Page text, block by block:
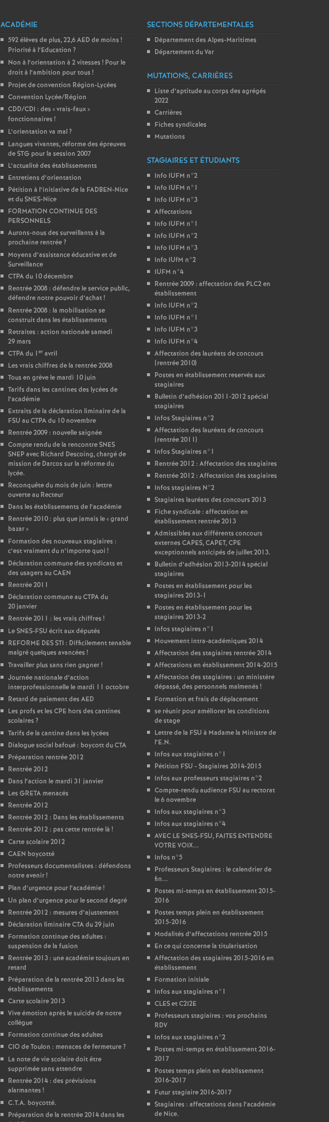
ACADÉMIE
592 élèves de plus, 22,6 AED de moins !
Priorité à l’Education ?
Non à l’orientation à 2 vitesses ! Pour le
droit à l’ambition pour tous !
Projet de convention Région-Lycées
Convention Lycée/Région
CDD/CDI : des «vrais-faux»
fonctionnaires !
L’orientation va mal?
Langues vivantes, réforme des épreuves
de STG pour la session 2007
L’actualité des établissements
Entretiens d’orientation
Pétition à l’initiative de la FADBEN-Nice
et du SNES-Nice
FORMATION CONTINUE DES
PERSONNELS
Aurons-nous des surveillants à la
prochaine rentrée?
Moyens d’assistance éducative et de
Surveillance
CTPA du 10 décembre
Rentrée 2008 : défendre le service public,
défendre notre pouvoir d’achat!
Rentrée 2008 : la mobilisation se
construit dans les établissements
Retraites : action nationale samedi
29 mars
CTPA du 1 er avril
Les vrais chiffres de la rentrée 2008
Tous en grève le mardi 10 juin
Tarifs dans les cantines des lycées de
l’académie
Extraits de la déclaration liminaire de la
FSU au CTPA du 10 novembre
Rentrée 2009 : nouvelle saignée
Compte rendu de la rencontre SNES
SNEP avec Richard Descoing, chargé de
mission de Darcos sur la réforme du
lycée.
Reconquête du mois de juin : lettre
ouverte au Recteur
Dans les établissements de l’académie
Rentrée 2010 : plus que jamais le «grand
bazar»
Formation des nouveaux stagiaires :
c’est vraiment du n’importe quoi !
Déclaration commune des syndicats et
des usagers au CAEN
Rentrée 2011
Déclaration commune au CTPA du
20 janvier
Rentrée 2011 : les vrais chiffres !
Le SNES-FSU écrit aux députés
REFORME DES STI : Difficilement tenable
malgré quelques avancées !
Travailler plus sans rien gagner!
Journée nationale d’action
interprofessionnelle le mardi 11 octobre
Retard de paiement des AED
Les profs et les CPE hors des cantines
scolaires ?
Tarifs de la cantine dans les lycées
Dialogue social bafoué : boycott du CTA
Préparation rentrée 2012
Rentrée 2012
Dans l’action le mardi 31 janvier
Les GRETA menacés
Rentrée 2012
Rentrée 2012 : Dans les établissements
Rentrée 2012 : pas cette rentrée là !
Carte scolaire 2012
CAEN boycotté
Professeurs documentalistes : défendons
notre avenir!
Plan d’urgence pour l’académie!
Un plan d’urgence pour le second degré
Rentrée 2012 : mesures d’ajustement
Déclaration liminaire CTA du 29 juin
Formation continue des adultes :
suspension de la fusion
Rentrée 2013 : une académie toujours en
retard
Préparation de la rentrée 2013 dans les
établissements
Carte scolaire 2013
Vive émotion après le suicide de notre
collègue
Formation continue des adultes
CIO de Toulon : menaces de fermeture?
La note de vie scolaire doit être
supprimée sans attendre
Rentrée 2014 : des prévisions
alarmantes !
C.T.A. boycotté.
Préparation de la rentrée 2014 dans les
SECTIONS DÉPARTEMENTALES
Département des Alpes-Maritimes
Département du Var
MUTATIONS, CARRIÈRES
Liste d’aptitude au corps des agrégés
2022
Carrières
Fiches syndicales
Mutations
STAGIAIRES ET ÉTUDIANTS
Info IUFM n°2
Info IUFM n°1
Info IUFM n°3
Affectations
Info IUFM n°1
Info IUFM n°2
Info IUFM n°3
Info IUfM n°2
IUFM n°4
Rentrée 2009 : affectation des PLC2 en
établissement
Info IUFM n°2
Info IUFM n°1
Info IUFM n°3
Info IUFM n°4
Affectation des lauréats de concours
(rentrée 2010)
Postes en établissement reservés aux
stagiaires
Bulletin d’adhésion 2011-2012 spécial
stagiaires
Infos Stagiaires n°2
Affectation des lauréats de concours
(rentrée 2011)
Infos Stagiaires n°1
Rentrée 2012 : Affectation des stagiaires
Rentrée 2012 : Affectation des stagiaires
Infos stagiaires N°2
Stagiaires lauréats des concours 2013
Fiche syndicale : affectation en
établissement rentrée 2013
Admissibles aux différents concours
externes CAPES, CAPET, CPE
exceptionnels anticipés de juillet 2013.
Bulletin d’adhésion 2013-2014 spécial
stagiaires
Postes en établissement pour les
stagiaires 2013-1
Postes en établissement pour les
stagiaires 2013-2
Infos stagiaires n°1
Mouvement intra-académiques 2014
Affectation des stagiaires rentrée 2014
Affectations en établissement 2014-2015
Affectation des stagiaires : un ministère
dépassé, des personnels malmenés !
Formation et frais de déplacement
se réunir pour améliorer les conditions
de stage
Lettre de la FSU à Madame la Ministre de
l’E.N.
Infos aux stagiaires n°1
Pétition FSU - Stagiaires 2014-2015
Infos aux professeurs stagiaires n°2
Compte-rendu audience FSU au rectorat
le 6 novembre
Infos aux stagiaires n°3
Infos aux stagiaires n°4
AVEC LE SNES-FSU, FAITES ENTENDRE
VOTRE VOIX...
Infos n°5
Professeurs Stagiaires : le calendrier de
fin...
Postes mi-temps en établissement 2015-
2016
Postes temps plein en établissement
2015-2016
Modalités d’affectations rentrée 2015
En ce qui concerne la titularisation
Affectation des stagiaires 2015-2016 en
établissement
Formation initiale
Infos aux stagiaires n°1
CLES et C2I2E
Professeurs stagiaires : vos prochains
RDV
Infos aux stagiaires n°2
Postes mi-temps en établissement 2016-
2017
Postes temps plein en établissement
2016-2017
Futur stagiaire 2016-2017
Stagiaires : affectations dans l’académie
de Nice.